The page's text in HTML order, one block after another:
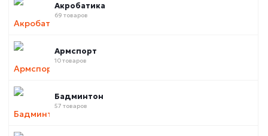
Акробатика
69 товаров
Армспорт
10 товаров
Бадминтон
57 товаров